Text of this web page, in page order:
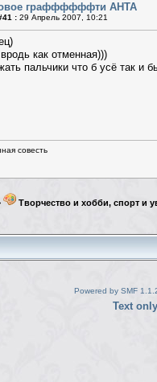
граффффффти АНТА
: 29 Апрель 2007, 10:21
как отменная)))
пальчики что б усё так и
совесть
Творчество и хобби, спорт и
Powered by SMF
Text